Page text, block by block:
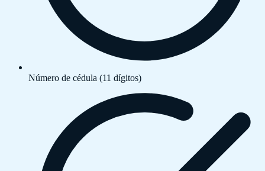
Número de cédula (11 dígitos)